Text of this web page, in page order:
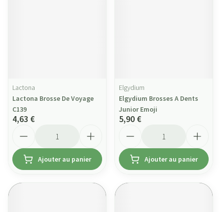
Lactona
Lactona Brosse De Voyage
C139
4,63 €
Ajouter au panier
Elgydium
Elgydium Brosses A Dents
Junior Emoji
5,90 €
Ajouter au panier